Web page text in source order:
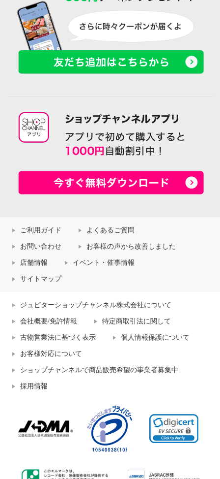
ご利用ガイド よくあるご質問
お問い合わせ お客様の声から改善しました
店舗情報 イベント・催事情報
サイトマップ
ジュピターショップチャンネル株式会社について
会社概要/免許情報 特定商取引法に関して
古物営業法に基づく表示 個人情報保護について
お客様対応について
ショップチャンネルで商品販売希望の事業者募集中
採用情報